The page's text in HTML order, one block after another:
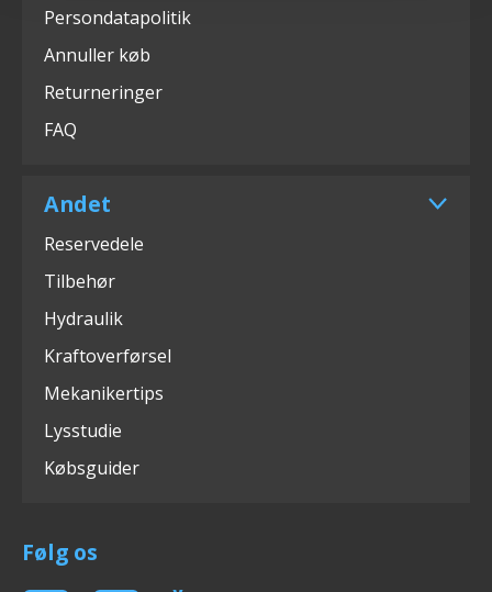
Persondatapolitik
Annuller køb
Returneringer
FAQ
Andet
Reservedele
Tilbehør
Hydraulik
Kraftoverførsel
Mekanikertips
Lysstudie
Købsguider
Følg os